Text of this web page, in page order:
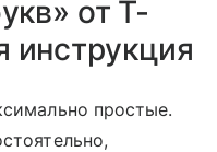
от Т-
инструкция
простые.